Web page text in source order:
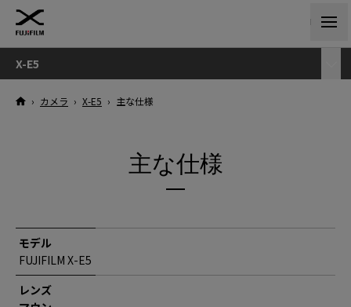
X-E5
› カメラ › X-E5 › 主な仕様
主な仕様
モデル
FUJIFILM X-E5
レンズ